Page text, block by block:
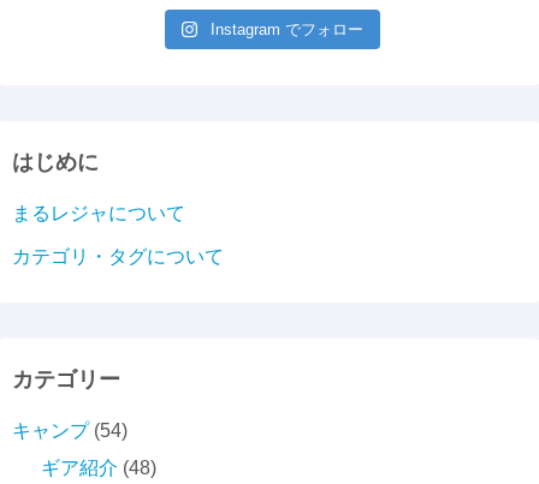
Instagram でフォロー
はじめに
まるレジャについて
カテゴリ・タグについて
カテゴリー
キャンプ(54)
ギア紹介 (48)